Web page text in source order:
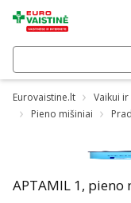
Eurovaistine.lt Vaikui
Pieno mišiniai
APTAMIL 1,